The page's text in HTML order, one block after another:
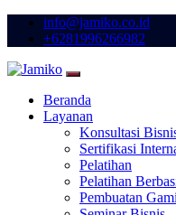
info@jamiko.co.id
+6281996266982
Beranda
Layanan
Konsultasi
Sertifikasi
Pelatihan
Pelatihan
Pembuatan